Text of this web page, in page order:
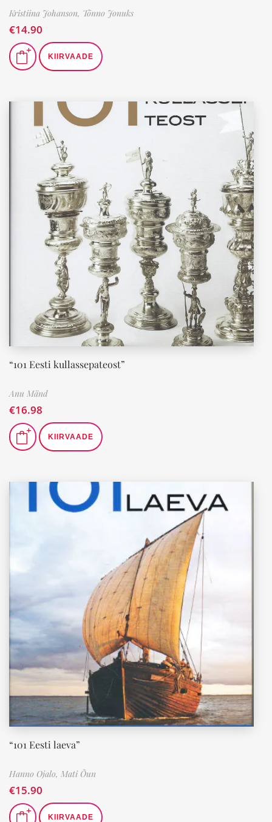
Kristiina Johanson, Tõnno Jonuks
€14.90
KIIRVAADE
“101 Eesti kullassepateost”
Anu Mänd
€16.98
KIIRVAADE
“101 Eesti laeva”
Hanno Ojalo, Mati Õun
€15.90
KIIRVAADE